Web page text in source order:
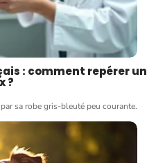
: comment repérer un
?
sa robe gris-bleuté peu courante.